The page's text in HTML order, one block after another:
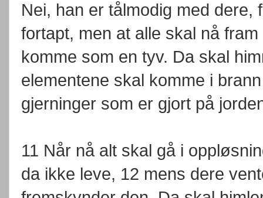
Nei, han er tålmodig med
fortapt, men at alle skal nå
komme som en tyv. Da skal
elementene skal komme i
gjerninger som er gjort på
11 Når nå alt skal gå i
da ikke leve, 12 mens dere